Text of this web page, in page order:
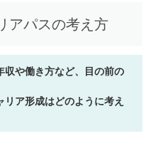
アパスの考え方
収や働き方など、目の前の
ア形成はどのように考え